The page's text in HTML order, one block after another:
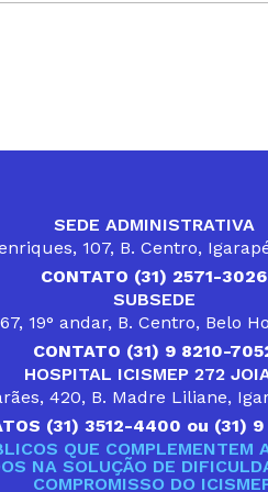
SEDE ADMINISTRATIVA
107, B. Centro,
CONTATO (31) 2571-3026
SUBSEDE
19° andar, B. Centro, Belo
CONTATO (31) 9 8210-
HOSPITAL ICISMEP 272
420, B. Madre Liliane,
(31) 3512-4400 ou (31)
QUE
NA SOLUÇÃO DE
COMPROMISSO DO